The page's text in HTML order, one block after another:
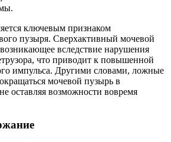
ключевым признаком
пузыря. Сверхактивный мочевой
вследствие нарушения
что приводит к повышенной
импульса. Другими словами, ложные
мочевой пузырь в
оставляя возможности вовремя